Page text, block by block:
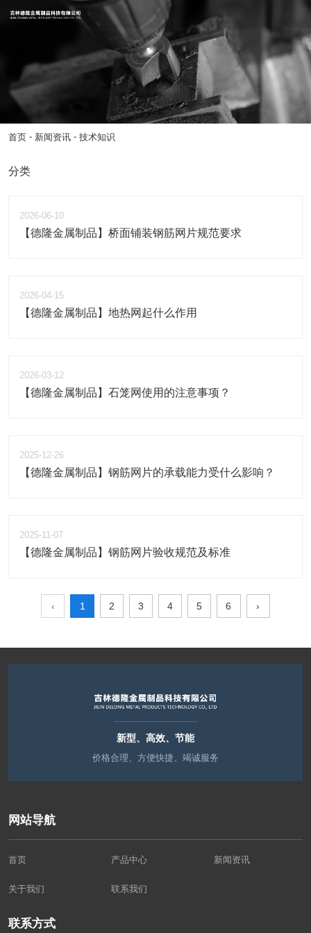
首页 - 新闻资讯 - 技术知识
分类
2026-06-10
【德隆金属制品】桥面铺装钢筋网片规范要求
2026-04-15
【德隆金属制品】地热网起什么作用
2026-03-12
【德隆金属制品】石笼网使用的注意事项？
2025-12-26
【德隆金属制品】钢筋网片的承载能力受什么影响？
2025-11-07
【德隆金属制品】钢筋网片验收规范及标准
‹ 1 2 3 4 5 6 ›
新型、高效、节能
价格合理、方便快捷、竭诚服务
网站导航
首页 产品中心 新闻资讯
关于我们 联系我们
联系方式